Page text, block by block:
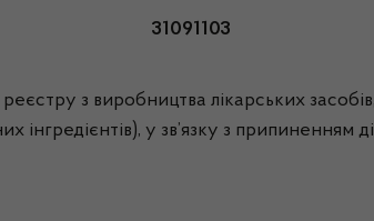
31091103
з виробництва лікарських
інгредієнтів), у зв’язку з припиненням